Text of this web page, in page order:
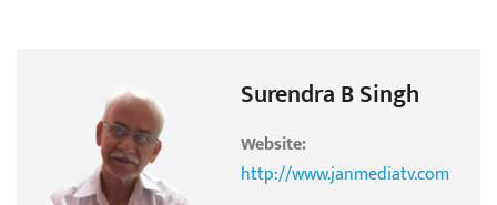
Surendra B Singh
Website:
http://www.janmediatv.com